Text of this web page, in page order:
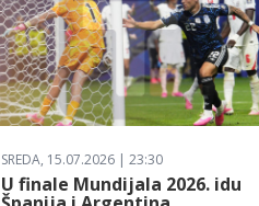
SREDA, 15.07.2026 | 23:30
U finale Mundijala 2026. idu